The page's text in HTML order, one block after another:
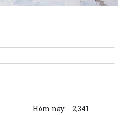
kỷ niệm các ngày lễ lớn trong tháng
Hôm nay: 2,341